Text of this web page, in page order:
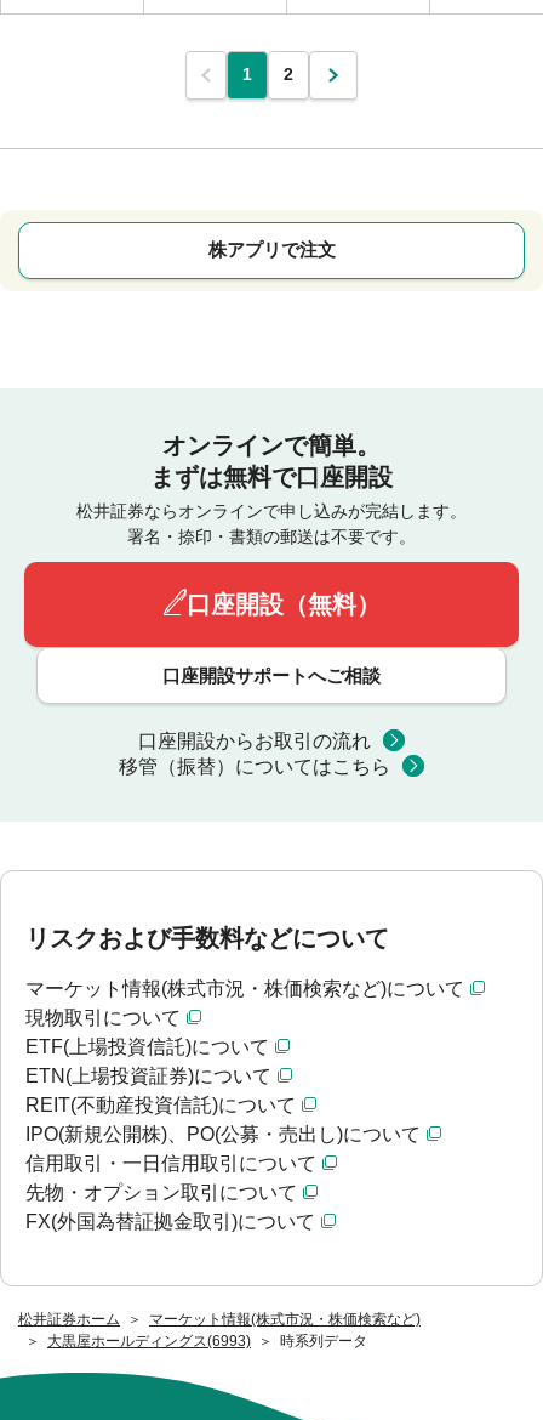
松井証券ホーム
マーケット情報(株式市況・株価検索など)
大黒屋ホールディングス(6993)
時系列データ
1 2
株アプリで注文
オンラインで簡単。
まずは無料で口座開設
松井証券ならオンラインで申し込みが完結します。
署名・捺印・書類の郵送は不要です。
口座開設（無料）
口座開設サポートへご相談
口座開設からお取引の流れ
移管（振替）についてはこちら
リスクおよび手数料などについて
マーケット情報(株式市況・株価検索など)について
現物取引について
ETF(上場投資信託)について
ETN(上場投資証券)について
REIT(不動産投資信託)について
IPO(新規公開株)、PO(公募・売出し)について
信用取引・一日信用取引について
先物・オプション取引について
FX(外国為替証拠金取引)について